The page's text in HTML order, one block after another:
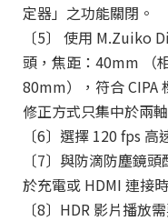
定器」之功能關閉。
〔5〕 使用 M.Zuiko
頭，焦距：40mm （
80mm），符合 CIPA
修正方式只集中於兩
〔6〕選擇 120 fps 高
〔7〕與防滴防塵鏡
於充電或 HDMI 連接
〔8〕HDR 影片播放